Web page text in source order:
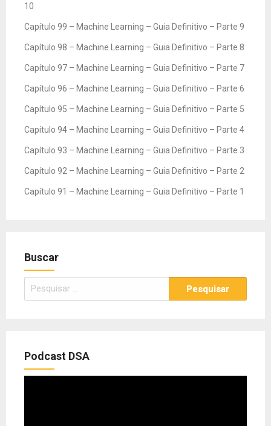
10
Capítulo 99 – Machine Learning – Guia Definitivo – Parte 9
Capítulo 98 – Machine Learning – Guia Definitivo – Parte 8
Capítulo 97 – Machine Learning – Guia Definitivo – Parte 7
Capítulo 96 – Machine Learning – Guia Definitivo – Parte 6
Capítulo 95 – Machine Learning – Guia Definitivo – Parte 5
Capítulo 94 – Machine Learning – Guia Definitivo – Parte 4
Capítulo 93 – Machine Learning – Guia Definitivo – Parte 3
Capítulo 92 – Machine Learning – Guia Definitivo – Parte 2
Capítulo 91 – Machine Learning – Guia Definitivo – Parte 1
Buscar
Pesquisar
por:
Podcast DSA